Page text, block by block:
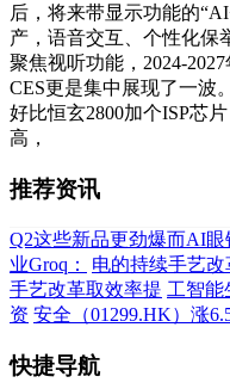
后，将来带显示功能的
产，语音交互、个性化保
聚焦视听功能，2024-
CES更是集中展现了一波
好比恒玄2800加个ISP芯
高，
推荐资讯
Q2这些新品更劲爆而AI眼
业Groq：
电的持续手艺
手艺改革取效率提 工智
资 安全（01299.HK）涨
快捷导航